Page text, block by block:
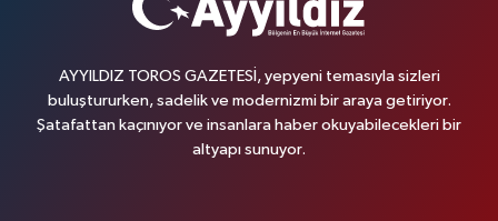
AYYILDIZ TOROS GAZETESİ, yepyeni temasıyla sizleri
buluştururken, sadelik ve modernizmi bir araya getiriyor.
Şatafattan kaçınıyor ve insanlara haber okuyabilecekleri bir
altyapı sunuyor.